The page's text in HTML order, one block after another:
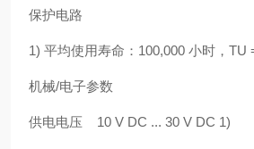
保护电路
1) 平均使用寿命：100,000 小时，TU
机械/电子参数
供电电压 10 V DC ... 30 V DC 1)